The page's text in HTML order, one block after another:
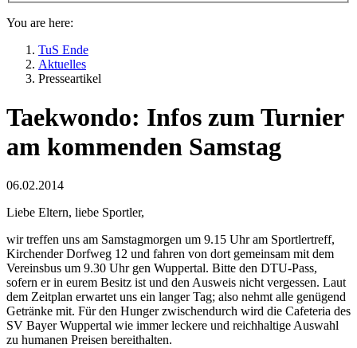
You are here:
TuS Ende
Aktuelles
Presseartikel
Taekwondo: Infos zum Turnier
am kommenden Samstag
06.02.2014
Liebe Eltern, liebe Sportler,
wir treffen uns am Samstagmorgen um 9.15 Uhr am Sportlertreff,
Kirchender Dorfweg 12 und fahren von dort gemeinsam mit dem
Vereinsbus um 9.30 Uhr gen Wuppertal. Bitte den DTU-Pass,
sofern er in eurem Besitz ist und den Ausweis nicht vergessen. Laut
dem Zeitplan erwartet uns ein langer Tag; also nehmt alle genügend
Getränke mit. Für den Hunger zwischendurch wird die Cafeteria des
SV Bayer Wuppertal wie immer leckere und reichhaltige Auswahl
zu humanen Preisen bereithalten.